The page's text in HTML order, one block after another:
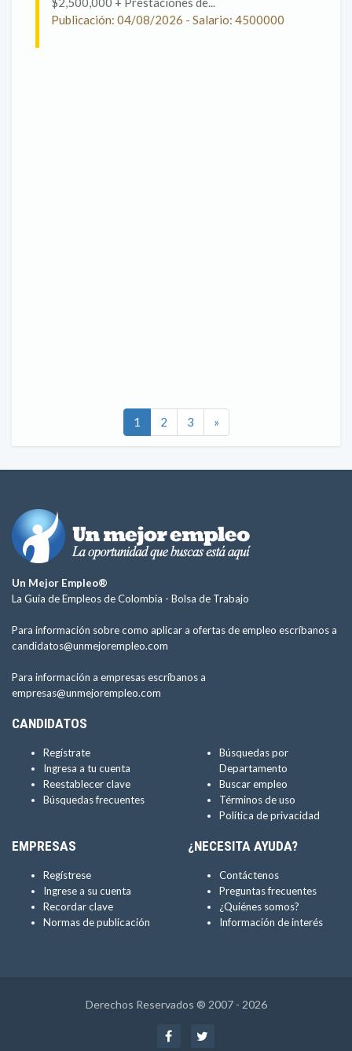
Publicación: 04/08/2026 - Salario: 4500000
1 2 3 »
Un Mejor Empleo®
La Guía de Empleos de Colombia - Bolsa de Trabajo
Para información sobre como aplicar a ofertas de empleo escríbanos a
candidatos@unmejorempleo.com
Para información a empresas escríbanos a
empresas@unmejorempleo.com
CANDIDATOS
Regístrate
Ingresa a tu cuenta
Reestablecer clave
Búsquedas frecuentes
Búsquedas por
Departamento
Buscar empleo
Términos de uso
Política de privacidad
EMPRESAS
Regístrese
Ingrese a su cuenta
Recordar clave
Normas de publicación
¿NECESITA AYUDA?
Contáctenos
Preguntas frecuentes
¿Quiénes somos?
Información de interés
Derechos Reservados ® 2007 - 2026
Facebook